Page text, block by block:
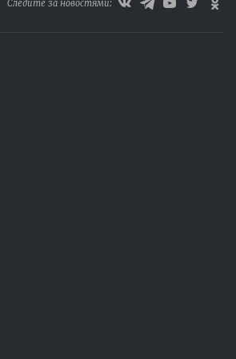
Следите за новостями: